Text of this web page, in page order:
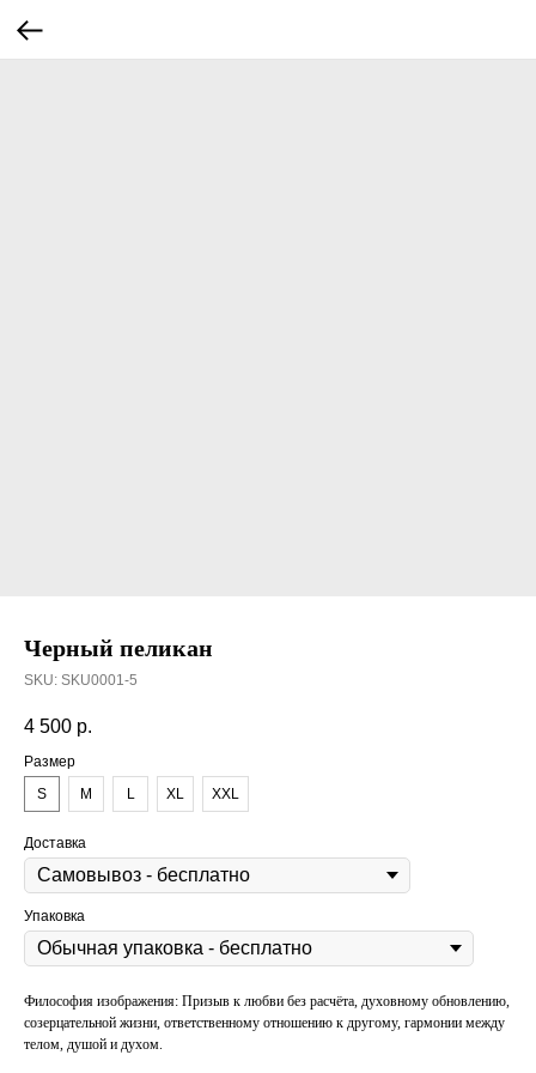
Черный пеликан
SKU: SKU0001-5
4 500 р.
Размер
S
M L XL XXL
Доставка
Упаковка
Философия изображения: Призыв к любви без расчёта, духовному обновлению,
созерцательной жизни, ответственному отношению к другому, гармонии между
телом, душой и духом.